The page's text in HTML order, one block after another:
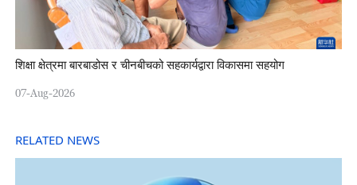
शिक्षा क्षेत्रमा बारबाडोस र चीनबीचको सहकार्यद्वारा विकासमा सहयोग
07-Aug-2026
RELATED NEWS